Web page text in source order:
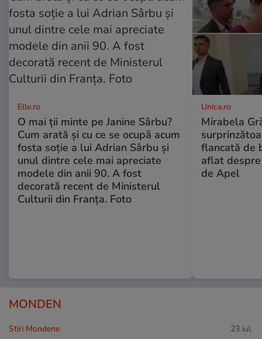
Elle.ro
O mai ții minte pe Janine Sârbu?
Cum arată și cu ce se ocupă acum
fosta soție a lui Adrian Sârbu și
unul dintre cele mai apreciate
modele din anii 90. A fost
decorată recent de Ministerul
Culturii din Franța. Foto
Unica.ro
Mirabela
flancată de
aflat
de Apel
MONDEN
Stiri Mondene 23 iul.